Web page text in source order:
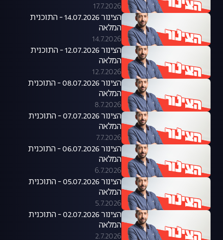
17.7.2026
הצינור 14.07.2026 - התוכנית
המלאה
14.7.2026
הצינור 12.07.2026 - התוכנית
המלאה
12.7.2026
הצינור 08.07.2026 - התוכנית
המלאה
8.7.2026
הצינור 07.07.2026 - התוכנית
המלאה
7.7.2026
הצינור 06.07.2026 - התוכנית
המלאה
6.7.2026
הצינור 05.07.2026 - התוכנית
המלאה
5.7.2026
הצינור 02.07.2026 - התוכנית
המלאה
2.7.2026